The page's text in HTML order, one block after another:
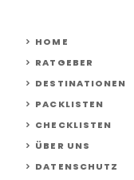
HOME
RATGEBER
DESTINATIONEN
PACKLISTEN
CHECKLISTEN
ÜBER UNS
DATENSCHUTZ